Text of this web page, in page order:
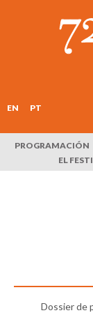
EN PT
PROGRAMACIÓN
EL
Dossier de